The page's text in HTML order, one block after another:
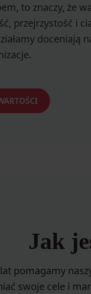
to znaczy, że
przejrzystość i
doceniają
Jak
pomagamy
swoje cele i